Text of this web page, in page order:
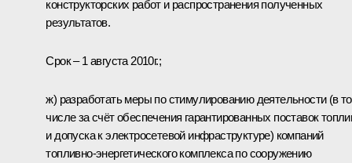
конструкторских работ и распространения полученных
результатов.
Срок – 1 августа 2010г.;
ж) разработать меры по стимулированию деятельности (в
числе за счёт обеспечения гарантированных поставок
и допуска к электросетевой инфраструктуре) компаний
топливно-энергетического комплекса по сооружению